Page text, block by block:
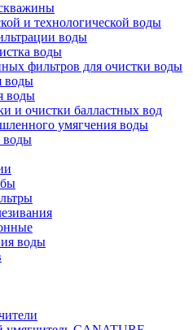
и технологической воды
воды
воды
фильтров для очистки воды
воды
воды
и очистки балластных вод
умягчения воды
воды
воды